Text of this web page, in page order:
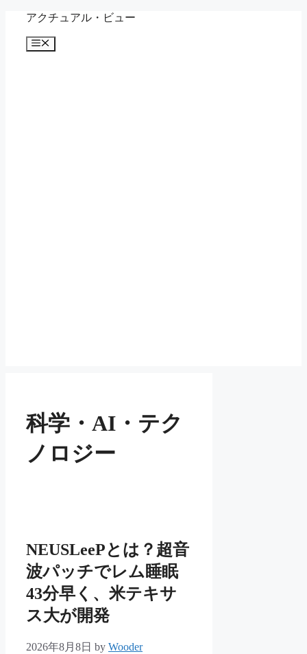
アクチュアル・ビュー
メ
科学・AI・テク
ノロジー
NEUSLeePとは？超音
波パッチでレム睡眠
43分早く、米テキサ
ス大が開発
2026年8月8日 by Wooder